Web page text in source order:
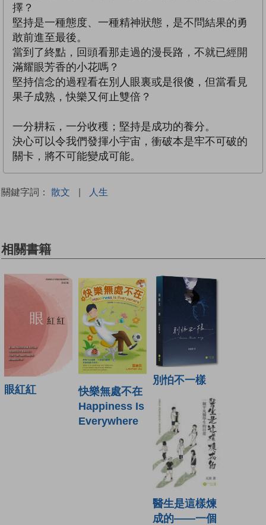
擇？
堅持是一種態度、一種精神狀態，是不問結果的勇
敢前進至最後。
當到了終點，回頭看那走過的漫長路，不就已經開
滿耀眼芳香的小花嗎？
堅持信念的過程看在別人眼裏或是很傻，但當看見
果子成熟，快樂又何止雙倍？
一分耕耘，一分收穫；堅持是成功的養分。
決心可以令我們發揮小宇宙，衝破本是牢不可破的
關卡，將不可能變成可能。
關鍵字詞： 散文 | 人生
相關書籍
眼紅紅
快樂無處不在
Happiness Is
Everywhere
別怕不一樣
醫生是這樣煉
成的——一個